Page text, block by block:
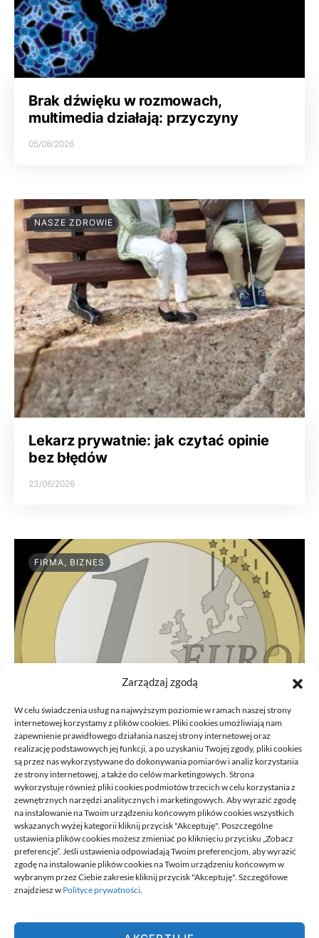
Zarządzaj zgodą
W celu świadczenia usług na najwyższym poziomie w ramach naszej strony
internetowej korzystamy z plików cookies. Pliki cookies umożliwiają nam
zapewnienie prawidłowego działania naszej strony internetowej oraz
realizację podstawowych jej funkcji, a po uzyskaniu Twojej zgody, pliki cookies
są przez nas wykorzystywane do dokonywania pomiarów i analiz korzystania
ze strony internetowej, a także do celów marketingowych. Strona
wykorzystuje również pliki cookies podmiotów trzecich w celu korzystania z
zewnętrznych narzędzi analitycznych i marketingowych. Aby wyrazić zgodę
na instalowanie na Twoim urządzeniu końcowym plików cookies wszystkich
wskazanych wyżej kategorii kliknij przycisk "Akceptuję". Poszczególne
ustawienia plików cookies możesz zmieniać po kliknięciu przycisku „Zobacz
preferencje”. Jeśli ustawienia odpowiadają Twoim preferencjom, aby wyrazić
zgodę na instalowanie plików cookies na Twoim urządzeniu końcowym w
wybranym przez Ciebie zakresie kliknij przycisk "Akceptuję". Szczegółowe
znajdziesz w Polityce prywatności.
Brak dźwięku w rozmowach,
multimedia działają: przyczyny
05/08/2026
NASZE ZDROWIE
Lekarz prywatnie: jak czytać opinie
bez błędów
23/06/2026
FIRMA, BIZNES
Przeniesienie księgowości JDG do
nowego biura: kroki
21/06/2026
Best.